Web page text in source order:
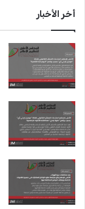
س
و
ك
أخر الأخبار